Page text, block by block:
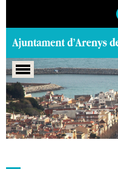
Portada > Agenda > 20-
2008 > Marcs > Culturals